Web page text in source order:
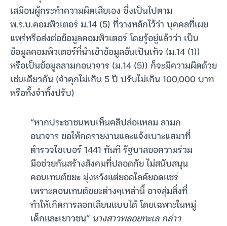
เสมือนผู้กระทำความผิดเสียเอง ซึ่งเป็นไปตาม
พ.ร.บ.คอมพิวเตอร์ ม.14 (5) ที่วางหลักไว้ว่า บุคคลที่เผย
แพร่หรือส่งต่อข้อมูลคอมพิวเตอร์ โดยรู้อยู่แล้วว่า เป็น
ข้อมูลคอมพิวเตอร์ที่นำเข้าข้อมูลอันเป็นเท็จ (ม.14 (1))
หรือเป็นข้อมูลลามกอนาจาร (ม.14 (5)) ก็จะมีความผิดด้วย
เช่นเดียวกัน (จำคุกไม่เกิน 5 ปี ปรับไม่เกิน 100,000 บาท
หรือทั้งจำทั้งปรับ)
“หากประชาชนพบเห็นคลิปล่อแหลม ลามก
อนาจาร ขอให้กดรายงานและแจ้งเบาะแสมาที่
ตำรวจไซเบอร์ 1441 ทันที รัฐบาลขอความร่วม
มือช่วยกันสร้างสังคมที่ปลอดภัย ไม่สนับสนุน
คอนเทนต์ขยะ มุ่งหวังแต่ยอดไลค์ยอดแชร์
เพราะคอนเทนต์ขยะต่างๆเหล่านี้ อาจสุ่มสิ่งที่
ทำให้เกิดการลอกเลียนแบบได้ โดยเฉพาะในหมู่
เด็กและเยาวชน” นางสาวพลอยทะเล กล่าว